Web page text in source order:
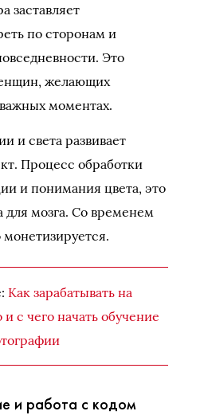
заставляет
по сторонам и
Это
желающих
моментах.
и света развивает
Процесс обработки
и понимания цвета, это
для мозга. Со временем
монетизируется.
Как зарабатывать на
с чего начать обучение
и работа с кодом